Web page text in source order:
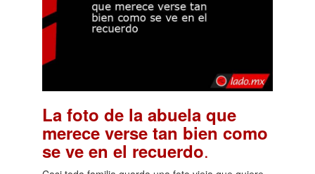
La foto de la abuela que
merece verse tan bien como
se ve en el recuerdo.